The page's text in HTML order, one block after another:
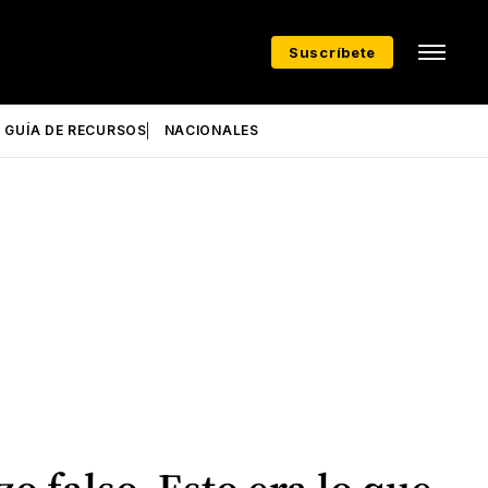
Suscríbete
GUÍA DE RECURSOS NACIONALES